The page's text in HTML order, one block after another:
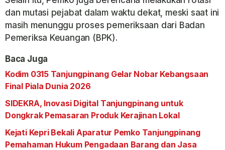
dan mutasi pejabat dalam waktu dekat, meski saat ini
masih menunggu proses pemeriksaan dari Badan
Pemeriksa Keuangan (BPK).
Baca Juga
Kodim 0315 Tanjungpinang Gelar Nobar Kebangsaan
Final Piala Dunia 2026
SIDEKRA, Inovasi Digital Tanjungpinang untuk
Dongkrak Pemasaran Produk Kerajinan Lokal
Kejati Kepri Bekali Aparatur Pemko Tanjungpinang
Pemahaman Hukum Pengadaan Barang dan Jasa